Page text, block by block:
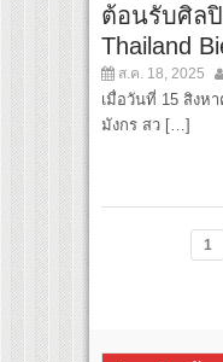
ต้อนรับศิล
Thailand
ส.ค. 18, 2025
เมื่อวันที่ 15 สิงห
มังกร สว […]
1